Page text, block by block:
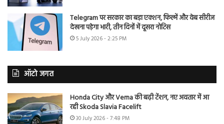
Telegram पर सरकार का बड़ा एक्शन, फिल्में और वेब सीरीज
देखना पड़ेगा भारी, तीन दिनों में दूसरा नोटिस
5 July 2026 - 2:25 PM
ऑटो जगत
Honda City और Verna की बढ़ी टेंशन, नए अवतार में आ
रही Skoda Slavia Facelift
30 July 2026 - 7:48 PM